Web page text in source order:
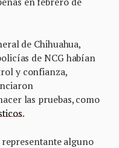
de Chihuahua,
de NCG habían
y confianza,
las pruebas, como
.
alguno